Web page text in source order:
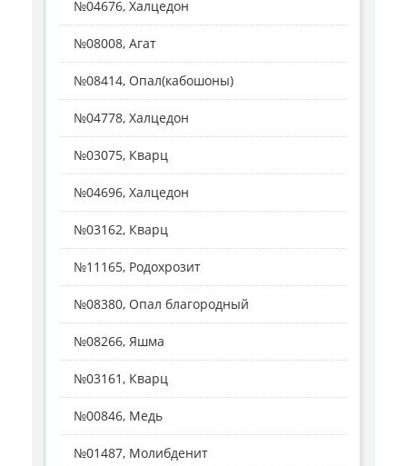
№04676, Халцедон
№08008, Агат
№08414, Опал(кабошоны)
№04778, Халцедон
№03075, Кварц
№04696, Халцедон
№03162, Кварц
№11165, Родохрозит
№08380, Опал благородный
№08266, Яшма
№03161, Кварц
№00846, Медь
№01487, Молибденит